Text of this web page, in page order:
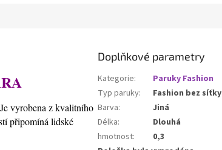
vyrobena z kvalitního
připomíná lidské
Doplňkové parametry
Kategorie:
Paruky Fashion
Typ paruky:
Fashion bez síťky
Barva:
Jiná
Délka:
Dlouhá
hmotnost:
0,3